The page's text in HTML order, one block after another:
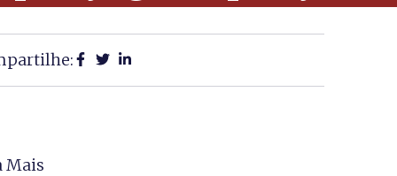
Mais